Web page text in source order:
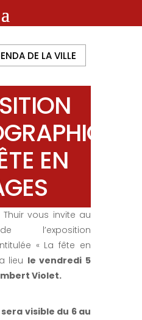
DE LA VILLE
EN
vous invite au
l’exposition
« La fête en
lieu le vendredi 5
Violet.
visible du 6 au